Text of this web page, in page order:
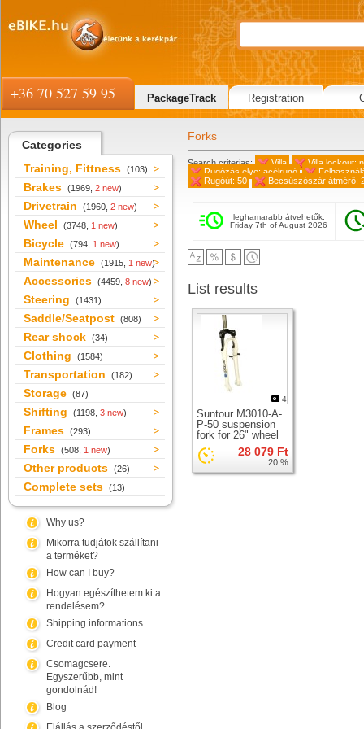
Categories
Training, Fittness (103)
Brakes (1969, 2 new)
Drivetrain (1960, 2 new)
Wheel (3748, 1 new)
Bicycle (794, 1 new)
Maintenance (1915, 1 new)
Accessories (4459, 8 new)
Steering (1431)
Saddle/Seatpost (808)
Rear shock (34)
Clothing (1584)
Transportation (182)
Storage (87)
Shifting (1198, 3 new)
Frames (293)
Forks (508, 1 new)
Other products (26)
Complete sets (13)
Why us?
Mikorra tudjátok szállítani
a terméket?
How can I buy?
Hogyan egészíthetem ki a
rendelésem?
Shipping informations
Credit card payment
Csomagcsere.
Egyszerűbb, mint
gondolnád!
Blog
Forks
Search criterias: Villa
Villa lockout:
Rugózás elve: acélrugó
Rugóút: 50
Becsúszószár átmérő:
leghamarabb átvehetők:
Friday 7th of August 2026
List results
4
Suntour M3010-A-
P-50 suspension
fork for 26" wheel
28 079 Ft
20 %
+36 70 527 59 95 PackageTrack Registration